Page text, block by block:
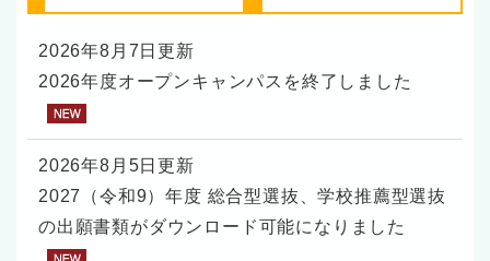
2026年8月7日更新
2026年度オープンキャンパスを終了しました
2026年8月5日更新
2027（令和9）年度 総合型選抜、学校推薦型選抜
の出願書類がダウンロード可能になりました